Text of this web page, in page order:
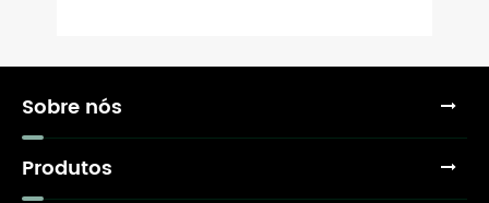
Sobre nós
Produtos